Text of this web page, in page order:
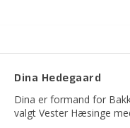
Dina Hedegaard
Dina er formand for
valgt Vester Hæsinge